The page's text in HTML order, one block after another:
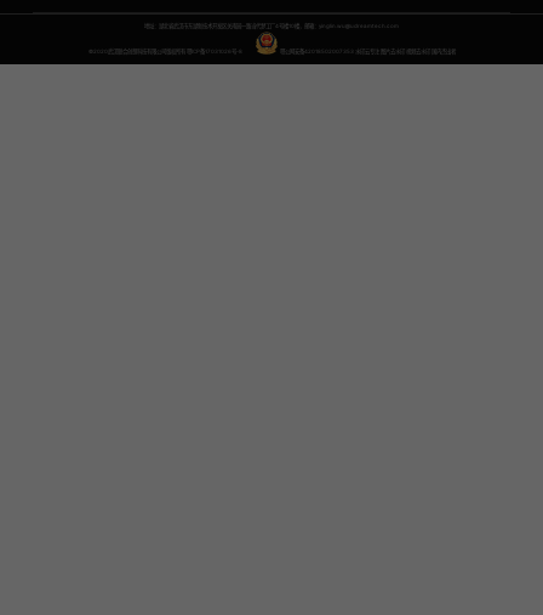
地址：湖北省武汉市东湖新技术开发区关南园一路当代梦工厂4号楼10楼，邮箱：yinglin.wu@udreamtech.com
©2020武汉联合创想科技有限公司版权所有 鄂ICP备17031026号-8 鄂公网安备42018502007353 水印云专注 图片去水印 视频去水印 国内杰出者